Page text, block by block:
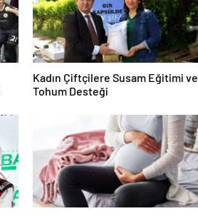
Kadın Çiftçilere Susam Eğitimi ve
Tohum Desteği